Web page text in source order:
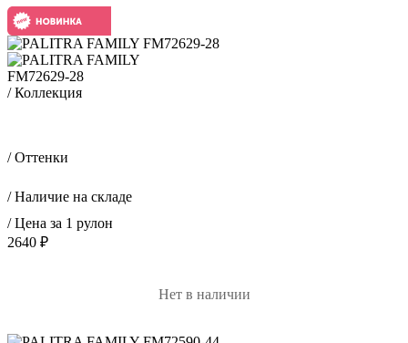
FM72629-28
/ Коллекция
/ Оттенки
/ Наличие на складе
/ Цена за 1 рулон
2640 ₽
Нет в наличии